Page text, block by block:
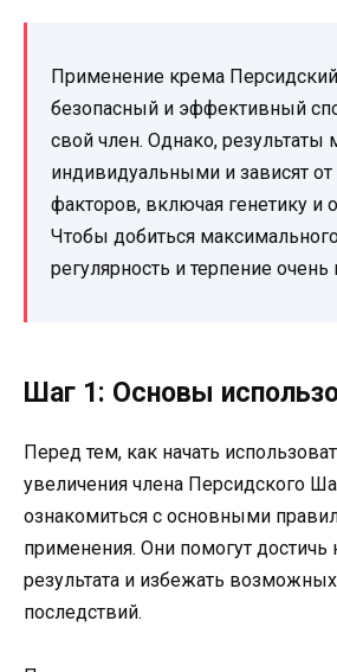
Применение крема
безопасный и эффективный
свой член. Однако, результаты
индивидуальными и зависят
факторов, включая генетику и
Чтобы добиться максимального
регулярность и терпение
Шаг 1: Основы
Перед тем, как начать
увеличения члена Персидского
ознакомиться с основными
применения. Они помогут достичь
результата и избежать
последствий.